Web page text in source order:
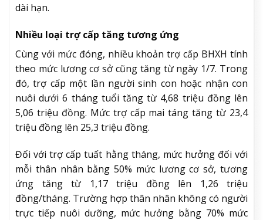
dài hạn.
Nhiều loại trợ cấp tăng tương ứng
Cùng với mức đóng, nhiều khoản trợ cấp BHXH tính
theo mức lương cơ sở cũng tăng từ ngày 1/7. Trong
đó, trợ cấp một lần người sinh con hoặc nhận con
nuôi dưới 6 tháng tuổi tăng từ 4,68 triệu đồng lên
5,06 triệu đồng. Mức trợ cấp mai táng tăng từ 23,4
triệu đồng lên 25,3 triệu đồng.
Đối với trợ cấp tuất hằng tháng, mức hưởng đối với
mỗi thân nhân bằng 50% mức lương cơ sở, tương
ứng tăng từ 1,17 triệu đồng lên 1,26 triệu
đồng/tháng. Trường hợp thân nhân không có người
trực tiếp nuôi dưỡng, mức hưởng bằng 70% mức